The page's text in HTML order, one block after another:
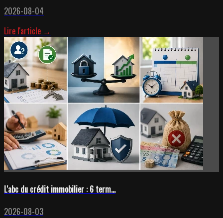
2026-08-04
Lire l'article →
L'abc du crédit immobilier : 6 term...
2026-08-03